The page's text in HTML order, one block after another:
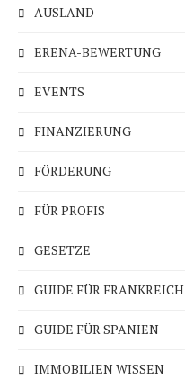
AUSLAND
ERENA-BEWERTUNG
EVENTS
FINANZIERUNG
FÖRDERUNG
FÜR PROFIS
GESETZE
GUIDE FÜR FRANKREICH
GUIDE FÜR SPANIEN
IMMOBILIEN WISSEN